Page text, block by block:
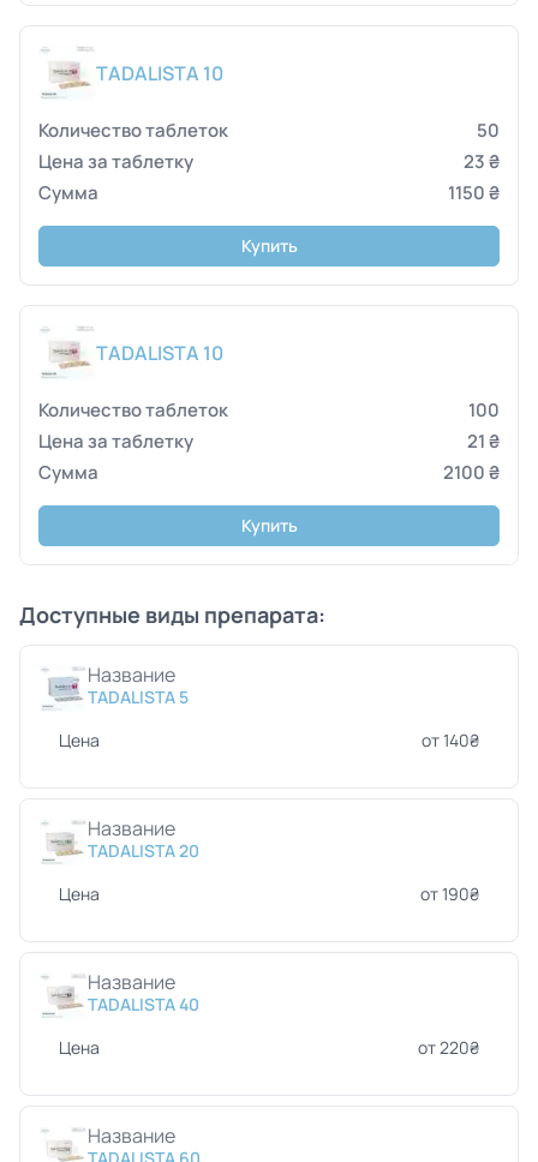
TADALISTA 10
50
23 ₴
1150 ₴
Купить
TADALISTA 10
100
21 ₴
2100 ₴
Купить
Доступные виды препарата:
Название
TADALISTA 5
Цена
от 140₴
Название
TADALISTA 20
Цена
от 190₴
Название
TADALISTA 40
Цена
от 220₴
Название